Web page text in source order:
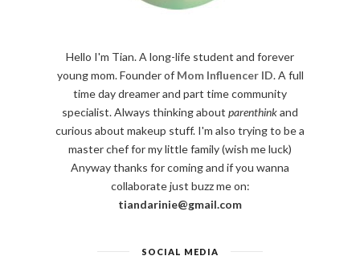
Hello I'm Tian. A long-life student and forever
young mom. Founder of Mom Influencer ID. A full
time day dreamer and part time community
specialist. Always thinking about parenthinkand
curious about makeup stuff. I'm also trying to be a
master chef for my little family (wish me luck)
Anyway thanks for coming and if you wanna
collaborate just buzz me on:
tiandarinie@gmail.com
SOCIAL MEDIA